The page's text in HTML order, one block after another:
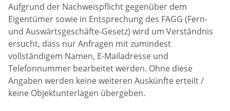
Aufgrund der Nachweispflicht gegenüber dem
Eigentümer sowie in Entsprechung des FAGG (Fern-
und Auswärtsgeschäfte-Gesetz) wird um Verständnis
ersucht, dass nur Anfragen mit zumindest
vollständigem Namen, E-Mailadresse und
Telefonnummer bearbeitet werden. Ohne diese
Angaben werden keine weiteren Auskünfte erteilt /
keine Objektunterlagen übergeben.